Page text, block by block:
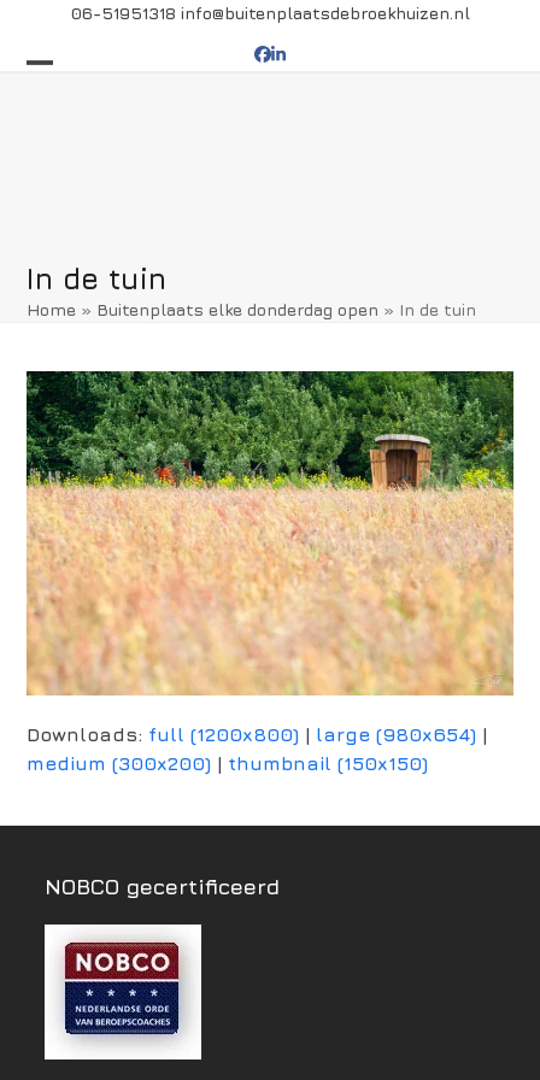
content
06-51951318 info@buitenplaatsdebroekhuizen.nl
Facebook
LinkedIn
In de tuin
Home » Buitenplaats elke donderdag open » In de tuin
Downloads: full (1200x800) | large (980x654) |
medium (300x200) | thumbnail (150x150)
NOBCO gecertificeerd